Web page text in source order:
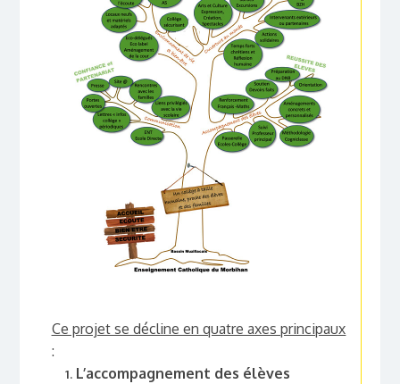
Ce projet se décline en quatre axes principaux
:
1. L’accompagnement des élèves